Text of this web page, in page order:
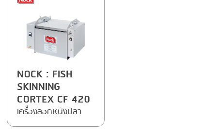
LOADER
MEMBRANING
PACKING
PEELING
SEARING
SKIN PACK
ORVED
NOCK : FISH
SKINNING
CORTEX CF 420
เครื่องลอกหนังปลา